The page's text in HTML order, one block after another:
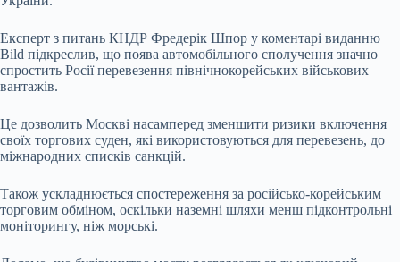
Експерт з питань КНДР Фредерік Шпор у коментарі виданню
Bild підкреслив, що поява автомобільного сполучення значно
спростить Росії перевезення північнокорейських військових
вантажів.
Це дозволить Москві насамперед зменшити ризики включення
своїх торгових суден, які використовуються для перевезень, до
міжнародних списків санкцій.
Також ускладнюється спостереження за російсько-корейським
торговим обміном, оскільки наземні шляхи менш підконтрольні
моніторингу, ніж морські.